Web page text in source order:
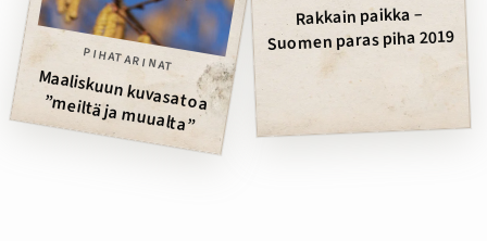
PIHATARINAT
Maaliskuun kuvasatoa ”m
eiltä ja m
uualta”
Rakkain paikka –
Suomen paras piha 2019